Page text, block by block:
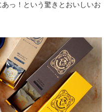
っ！という驚きとおいしいお